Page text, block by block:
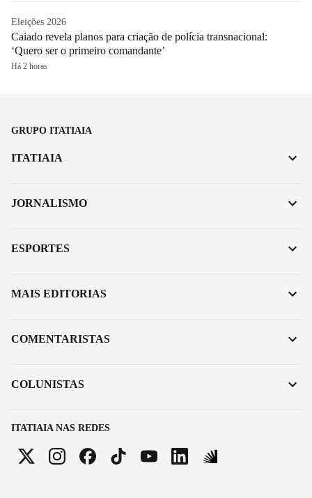
Eleições 2026
Caiado revela planos para criação de polícia transnacional:
‘Quero ser o primeiro comandante’
Há 2 horas
GRUPO ITATIAIA
ITATIAIA NAS REDES
ITATIAIA
JORNALISMO
ESPORTES
MAIS EDITORIAS
COMENTARISTAS
COLUNISTAS